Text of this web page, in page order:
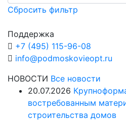
Сбросить фильтр
Поддержка
+7 (495) 115-96-08
info@podmoskovieopt.ru
НОВОСТИ Все новости
20.07.2026
востребованным
строительства домов